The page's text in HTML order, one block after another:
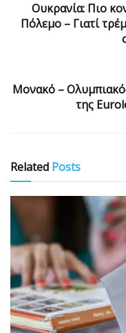
Ουκρανία: Πιο
Πόλεμο – Γιατί
Μονακό –
της
Related Posts